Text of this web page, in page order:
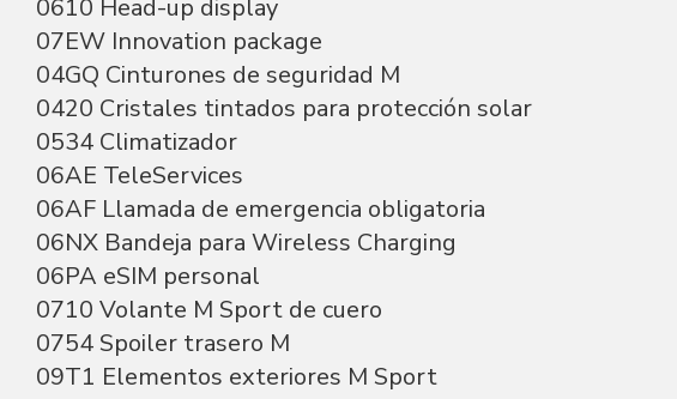
0610 Head-up display
07EW Innovation package
04GQ Cinturones de seguridad M
0420 Cristales tintados para protección solar
0534 Climatizador
06AE TeleServices
06AF Llamada de emergencia obligatoria
06NX Bandeja para Wireless Charging
06PA eSIM personal
0710 Volante M Sport de cuero
0754 Spoiler trasero M
09T1 Elementos exteriores M Sport